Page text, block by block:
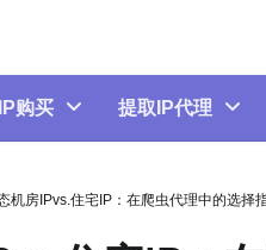
购买 提取IP代理
机房IPvs.住宅IP：在爬虫代理中的选择